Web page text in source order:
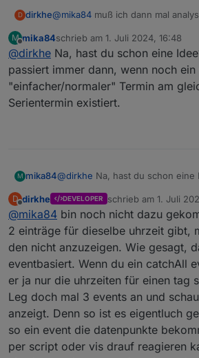
basic (1).ics
möp.json
D dirkhe@mika84 muß ich dann mal
M
Offline
mika84schrieb am 1. Juli 2024, 16:48
zuletzt editiert von
@dirkhe Na, hast du schon eine
passiert immer dann, wenn noch
"einfacher/normaler" Termin am
Serientermin existiert.
M mika84@dirkhe Na, hast du schon eine
"einfacher/normaler" Termin am
Serientermin existiert.
D
Offline
dirkhe DEVELOPER schrieb am 1. Juli
zuletzt editiert von
@mika84 bin noch nicht dazu
2 einträge für dieselbe uhrzeit gibt,
den nicht anzuzeigen. Wie gesagt,
eventbasiert. Wenn du ein catchAll
er ja nur die uhrzeiten für einen tag
Leg doch mal 3 events an und
anzeigt. Denn so ist es eigentluch
so ein event die datenpunkte
per script oder vis drauf reagieren